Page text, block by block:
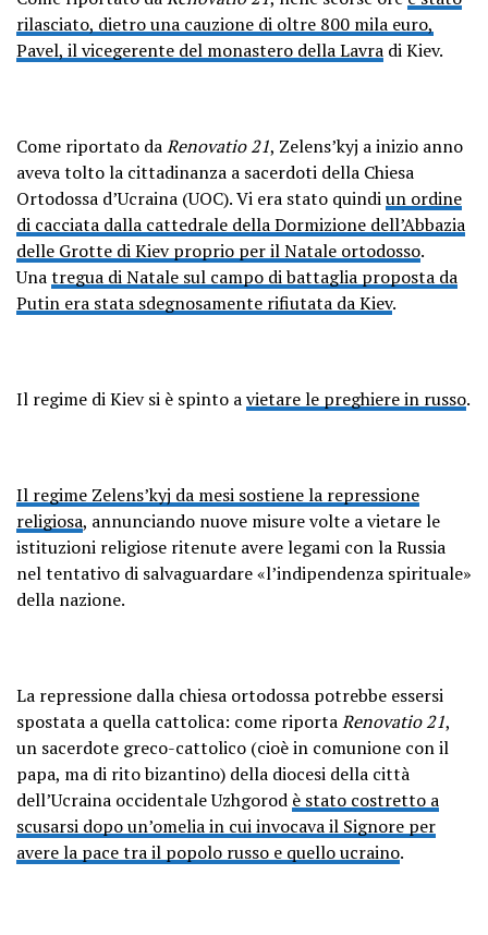
rilasciato, dietro una cauzione di oltre 800 mila euro,
Pavel, il vicegerente del monastero della Lavra di Kiev.
Come riportato daRenovatio 21, Zelens’kyj a inizio anno
aveva tolto la cittadinanza a sacerdoti della Chiesa
Ortodossa d’Ucraina (UOC). Vi era stato quindiun ordine
di cacciata dalla cattedrale della Dormizione dell’Abbazia
delle Grotte di Kiev proprio per il Natale ortodosso.
Unatregua di Natale sul campo di battaglia proposta da
Putin era stata sdegnosamente rifiutata da Kiev.
Il regime di Kiev si è spinto avietare le preghiere in russo.
Il regime Zelens’kyj da mesi sostiene la repressione
religiosa, annunciando nuove misure volte a vietare le
istituzioni religiose ritenute avere legami con la Russia
nel tentativo di salvaguardare «l’indipendenza spirituale»
della nazione.
La repressione dalla chiesa ortodossa potrebbe essersi
spostata a quella cattolica: come riportaRenovatio 21,
un sacerdote greco-cattolico (cioè in comunione con il
papa, ma di rito bizantino) della diocesi della città
dell’Ucraina occidentale Uzhgorod è stato costretto a
scusarsi dopo un’omelia in cui invocava il Signore per
avere la pace tra il popolo russo e quello ucraino.